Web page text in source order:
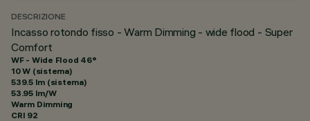
DESCRIZIONE
Incasso rotondo fisso - Warm Dimming - wide flood - Super
Comfort
WF - Wide Flood 46°
10 W (sistema)
539.5 lm (sistema)
53.95 lm/W
Warm Dimming
CRI 92